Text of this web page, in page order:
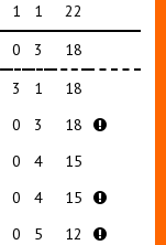
1 1
22
0 3
18
3 1
18
0 3
18
0 4
15
0 4
15
0 5
12